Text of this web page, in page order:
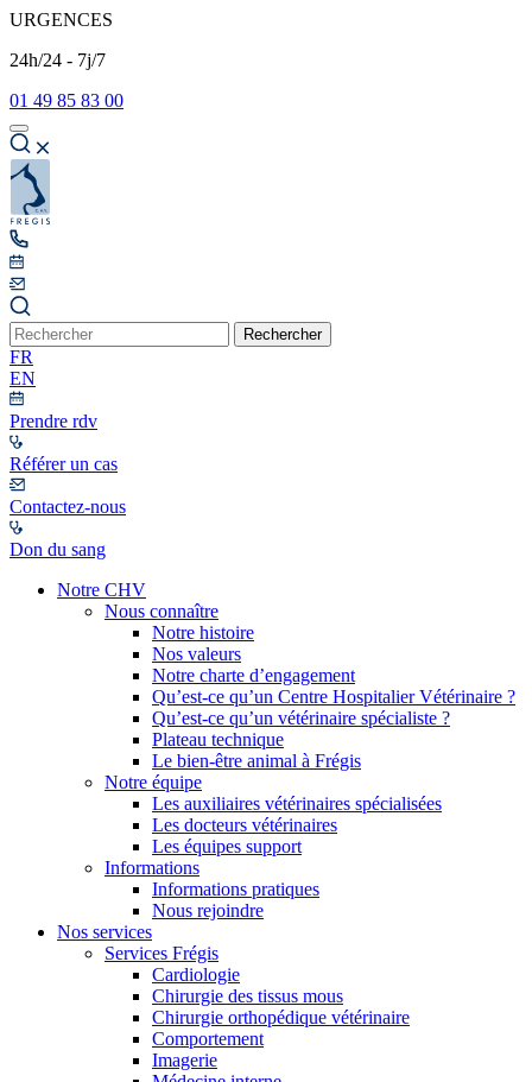
URGENCES
24h/24 - 7j/7
01 49 85 83 00
Rechercher
FR
EN
Prendre rdv
Référer un cas
Contactez-nous
Don du sang
Notre CHV
Nous connaître
Notre histoire
Nos valeurs
Notre charte d’engagement
Qu’est-ce qu’un Centre Hospitalier Vétérinaire ?
Qu’est-ce qu’un vétérinaire spécialiste ?
Plateau technique
Le bien-être animal à Frégis
Notre équipe
Les auxiliaires vétérinaires spécialisées
Les docteurs vétérinaires
Les équipes support
Informations
Informations pratiques
Nous rejoindre
Nos services
Services Frégis
Cardiologie
Chirurgie des tissus mous
Chirurgie orthopédique vétérinaire
Comportement
Imagerie